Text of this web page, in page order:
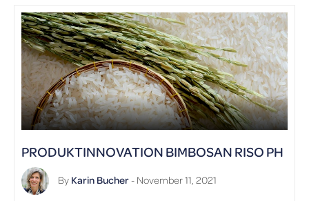
PRODUKTINNOVATION BIMBOSAN RISO PH
By Karin Bucher- November 11, 2021